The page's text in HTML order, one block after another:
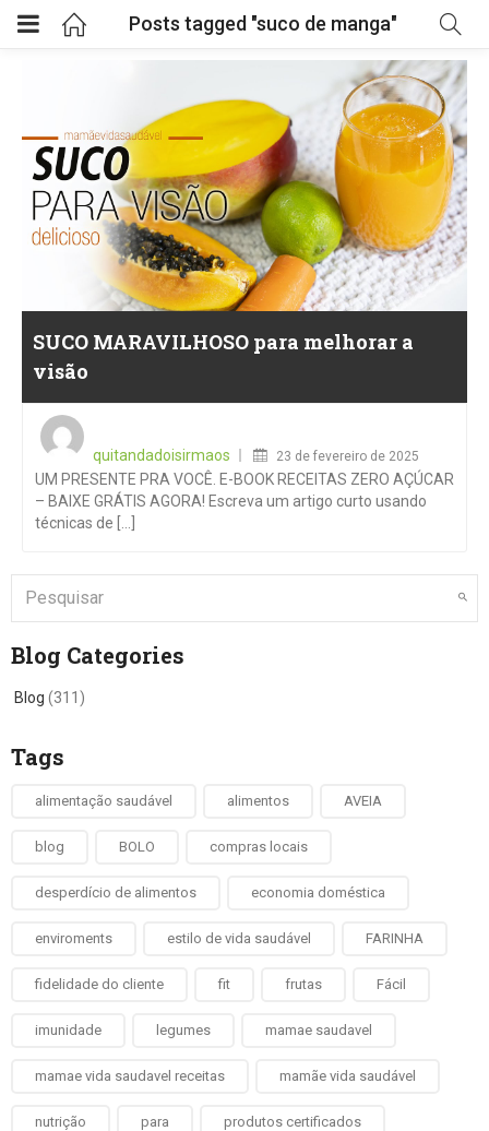
Posts tagged "suco de manga"
SUCO MARAVILHOSO para melhorar a
visão
quitandadoisirmaos
23 de fevereiro de 2025
UM PRESENTE PRA VOCÊ. E-BOOK RECEITAS ZERO AÇÚCAR
– BAIXE GRÁTIS AGORA! Escreva um artigo curto usando
técnicas de [...]
Blog Categories
Blog (311)
Tags
alimentação saudável alimentos AVEIA
blog BOLO compras locais
desperdício de alimentos economia doméstica
enviroments estilo de vida saudável FARINHA
fidelidade do cliente fit frutas Fácil
imunidade legumes mamae saudavel
mamae vida saudavel receitas mamãe vida saudável
nutrição para produtos certificados